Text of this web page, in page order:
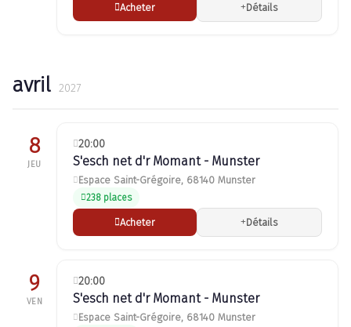
Acheter Détails
avril 2027
8
JEU
20:00
S'esch net d'r Momant - Munster
Espace Saint-Grégoire, 68140 Munster
238 places
Acheter Détails
9
VEN
20:00
S'esch net d'r Momant - Munster
Espace Saint-Grégoire, 68140 Munster